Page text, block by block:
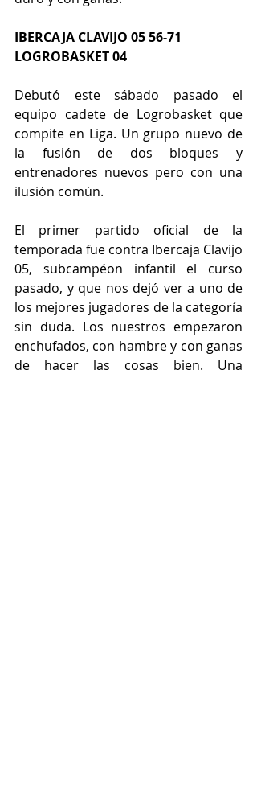
IBERCAJA CLAVIJO 05 56-71
LOGROBASKET 04
Debutó este sábado pasado el
equipo cadete de Logrobasket que
compite en Liga. Un grupo nuevo de
la fusión de dos bloques y
entrenadores nuevos pero con una
ilusión común.
El primer partido oficial de la
temporada fue contra Ibercaja Clavijo
05, subcampéon infantil el curso
pasado, y que nos dejó ver a uno de
los mejores jugadores de la categoría
sin duda. Los nuestros empezaron
enchufados, con hambre y con ganas
de hacer las cosas bien. Una